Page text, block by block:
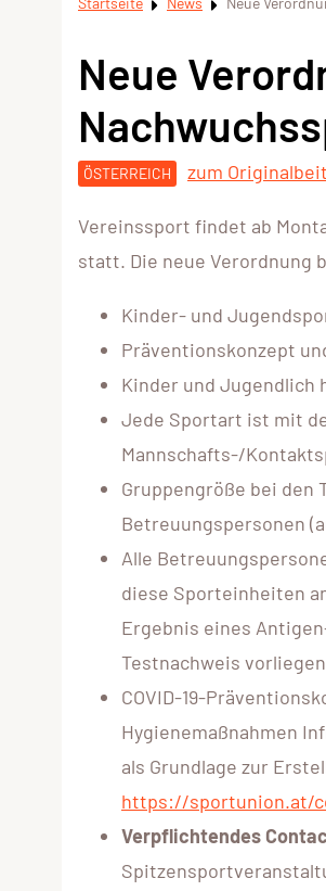
Neue
ÖSTERREICH zum
Vereinssport findet ab
statt. Die neue Verordnung
Kinder- und
Präventionskonzept
Kinder und Jugendlich
Jede Sportart ist mit
Mannschafts-/
Gruppengröße bei den
Betreuungspersonen
Alle
diese Sporteinheiten
Ergebnis eines
Testnachweis
COVID-19-
Hygienemaßnahmen
als Grundlage zur
https://sportunion.at/
Verpflichtendes